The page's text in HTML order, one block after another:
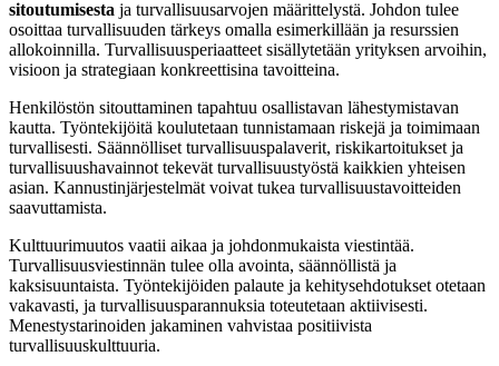
sitoutumisesta ja turvallisuusarvojen määrittelystä. Johdon tulee
osoittaa turvallisuuden tärkeys omalla esimerkillään ja resurssien
allokoinnilla. Turvallisuusperiaatteet sisällytetään yrityksen arvoihin,
visioon ja strategiaan konkreettisina tavoitteina.
Henkilöstön sitouttaminen tapahtuu osallistavan lähestymistavan
kautta. Työntekijöitä koulutetaan tunnistamaan riskejä ja toimimaan
turvallisesti. Säännölliset turvallisuuspalaverit, riskikartoitukset ja
turvallisuushavainnot tekevät turvallisuustyöstä kaikkien yhteisen
asian. Kannustinjärjestelmät voivat tukea turvallisuustavoitteiden
saavuttamista.
Kulttuurimuutos vaatii aikaa ja johdonmukaista viestintää.
Turvallisuusviestinnän tulee olla avointa, säännöllistä ja
kaksisuuntaista. Työntekijöiden palaute ja kehitysehdotukset otetaan
vakavasti, ja turvallisuusparannuksia toteutetaan aktiivisesti.
Menestystarinoiden jakaminen vahvistaa positiivista
turvallisuuskulttuuria.